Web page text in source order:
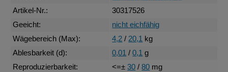
Artikel-Nr.:
30317526
Geeicht:
nicht eichfähig
Wägebereich (Max):
4,2 / 20,1
kg
Ablesbarkeit (d):
0,01 /0,1 g
Reproduzierbarkeit:
<=±30 /80 mg